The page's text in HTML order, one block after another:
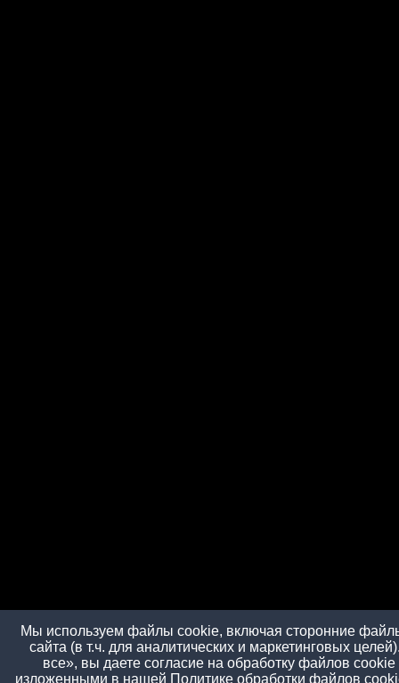
Мы используем файлы cookie, включая сторонние
сайта (в т.ч. для аналитических и маркетинговых
все», вы даете согласие на обработку файлов cookie
изложенными в нашей Политике обработки файлов